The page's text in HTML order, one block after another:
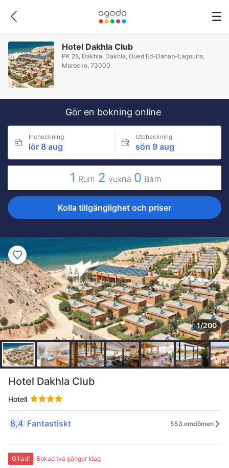
Hotel Dakhla Club
PK 28, Dakhla, Dakhla, Oued Ed-Dahab-Lagouira,
Marocko, 73000
Gör en bokning online
Incheckning
lör 8 aug
Utcheckning
sön 9 aug
1 Rum 2 vuxna 0 Barn
Kolla tillgänglighet och priser
1/200
Hotel Dakhla Club
Hotell
8,4 Fantastiskt 553 omdömen
Gillad! Bokad två gånger idag